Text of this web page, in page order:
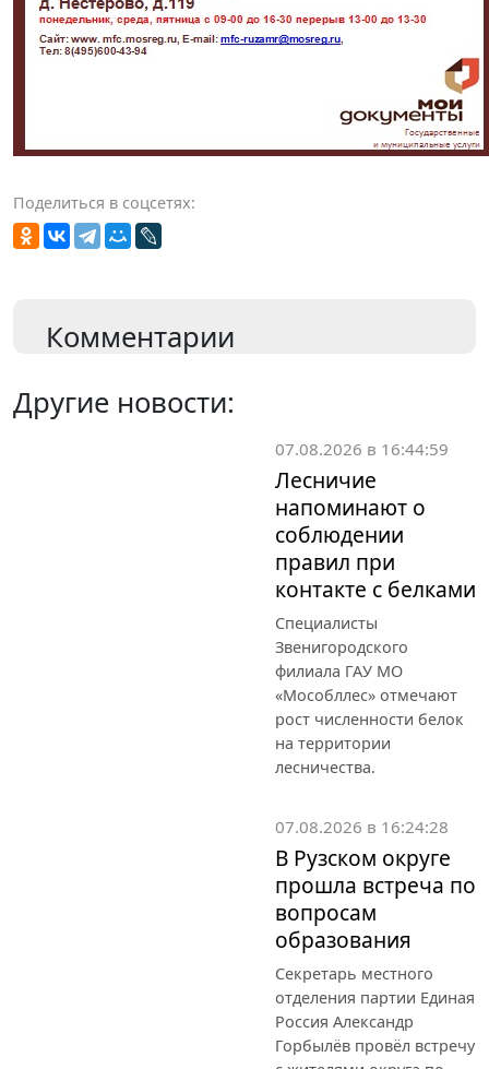
Поделиться в соцсетях:
Комментарии
Другие новости:
07.08.2026 в 16:44:59
Лесничие
напоминают о
соблюдении
правил при
контакте с белками
Специалисты
Звенигородского
филиала ГАУ МО
«Мособллес» отмечают
рост численности белок
на территории
лесничества.
07.08.2026 в 16:24:28
В Рузском округе
прошла встреча по
вопросам
образования
Секретарь местного
отделения партии Единая
Россия Александр
Горбылёв провёл встречу